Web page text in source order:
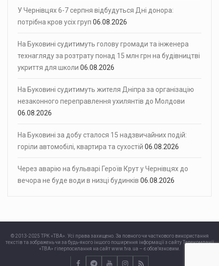
У Чернівцях 6-7 серпня відбудуться Дні донора:
потрібна кров усіх груп 06.08.2026
На Буковині судитимуть голову громади та інженера
технагляду за розтрату понад 15 млн грн на будівництві
укриття для школи 06.08.2026
На Буковині судитимуть жителя Дніпра за організацію
незаконного переправлення ухилянтів до Молдови
06.08.2026
На Буковині за добу сталося 15 надзвичайних подій:
горіли автомобілі, квартира та сухостій 06.08.2026
Через аварію на бульварі Героїв Крут у Чернівцях до
вечора не буде води в низці будинків 06.08.2026
© 2013-2025 ТРК «ТВА». Усі права захищено. За повного чи часткового використання
текстів та зображень чи за будь-якого іншого поширення інформації з сайту Телекомпанії
«ТВА» гіперпосилання на сайт www.tva.ua – є обов’язковим.